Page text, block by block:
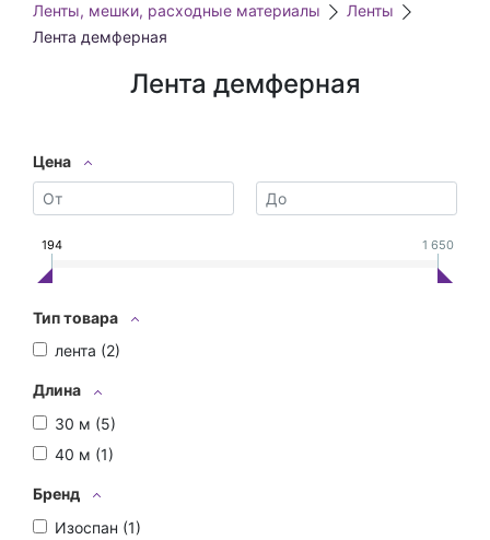
Ленты, мешки, расходные материалы
Ленты
Лента демферная
Лента демферная
Цена
194 1 650
Тип товара
лента (2)
Длина
30 м (5)
40 м (1)
Бренд
Изоспан (1)